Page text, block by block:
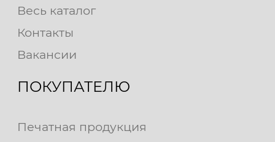
Весь каталог
Контакты
Вакансии
ПОКУПАТЕЛЮ
Печатная продукция